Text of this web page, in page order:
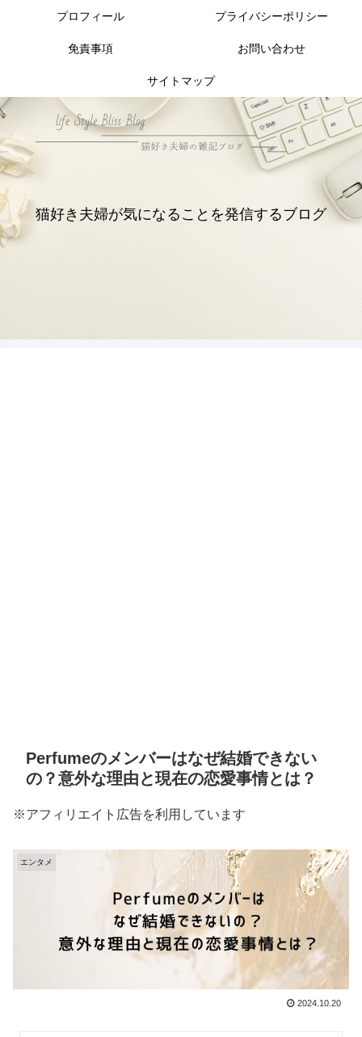
猫好き夫婦が気になることを発信するブログ
プロフィール プライバシーポリシー
免責事項 お問い合わせ
サイトマップ
Perfumeのメンバーはなぜ結婚できない
の？意外な理由と現在の恋愛事情とは？
※アフィリエイト広告を利用しています
エンタメ
2024.10.20